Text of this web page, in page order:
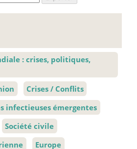
: crises, politiques,
Crises / Conflits
infectieuses émergentes
Société civile
Europe